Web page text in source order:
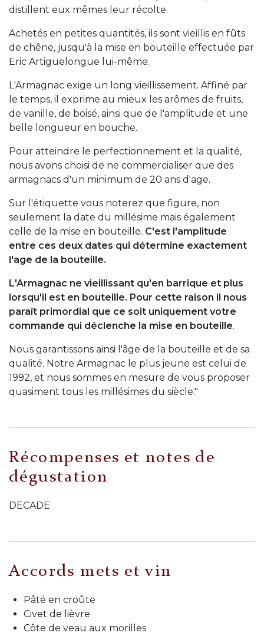
distillent eux mêmes leur récolte.
Achetés en petites quantités, ils sont vieillis en fûts
de chêne, jusqu'à la mise en bouteille effectuée par
Eric Artiguelongue lui-même.
L'Armagnac exige un long vieillissement. Affiné par
le temps, il exprime au mieux les arômes de fruits,
de vanille, de boisé, ainsi que de l'amplitude et une
belle longueur en bouche.
Pour atteindre le perfectionnement et la qualité,
nous avons choisi de ne commercialiser que des
armagnacs d'un minimum de 20 ans d'age.
Sur l'étiquette vous noterez que figure, non
seulement la date du millésime mais également
celle de la mise en bouteille. C'est l'amplitude
entre ces deux dates qui détermine exactement
l'age de la bouteille.
L'Armagnac ne vieillissant qu'en barrique et plus
lorsqu'il est en bouteille. Pour cette raison il nous
paraît primordial que ce soit uniquement votre
commande qui déclenche la mise en bouteille.
Nous garantissons ainsi l'âge de la bouteille et de sa
qualité. Notre Armagnac le plus jeune est celui de
1992, et nous sommes en mesure de vous proposer
quasiment tous les millésimes du siècle."
Récompenses et notes de
dégustation
DECADE
Accords mets et vin
Pâté en croûte
Civet de lièvre
Côte de veau aux morilles